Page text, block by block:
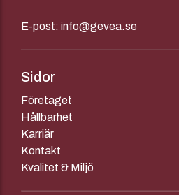
E-post: info@gevea.se
Sidor
Företaget
Hållbarhet
Karriär
Kontakt
Kvalitet & Miljö